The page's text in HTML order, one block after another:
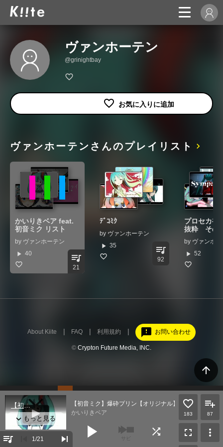
ヴァンホーテン
@grinightbay
ヴァンホーテンさんのプレイリスト
かいりきベア feat.
初音ミク リスト
by ヴァンホーテン
play_arrow 40 queue_music
21
ﾃﾞｺﾐｸ
by ヴァンホーテン
play_arrow 35 queue_music
92
プロセカ初
抜粋 その4
by ヴァンホ
play_arrow 52
arrow_upward
About Kiite FAQ 利用規約 feedback お問い合わせ
© Crypton Future Media, INC.
queue_music 1 /21 skip_next
【初音ミク】爆砕プリン【オリジナル】
かいりきベア
play_arrow サビ
shuffle
183 87
fullscreen more_vert